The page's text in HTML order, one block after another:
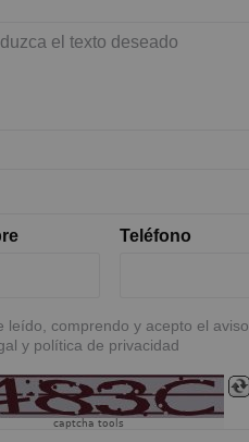
Teléfono
leído, comprendo y acepto el aviso
y política de privacidad
captcha tools